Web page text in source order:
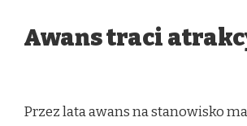
Awans traci
Przez lata awans na stanowisko